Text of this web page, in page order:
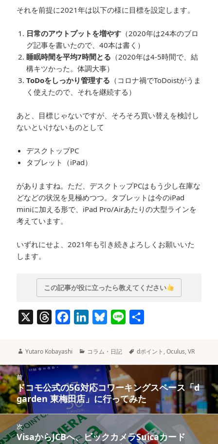
それを前提に2021年は以下の様に目標を設定します。
日常のアウトプットを増やす （2020年は24本のブロ
グ記事を書いたので、40本は書く）
睡眠時間を平均7時間とる （2020年は4-5時間で、結
構キツかった。体調大事）
ToDoをしっかり管理する （コロナ禍でToDoistがうま
く使えたので、それを継続する）
あと、目標じゃないですが、そろそろ買い替えを検討し
ないといけないものとして
デスクトップPC
タブレット（iPad）
がありますね。ただ、デスクトップPCはもう少し在庫な
どなどの状況を見極めつつ。タブレットは今のiPad
miniに加える形で、iPad Pro/Airあたりの大型ラインを
考えています。
いずれにせよ、2021年も引き続きよろしくお願いいた
します。
この記事が役に立ったら教えてください
r
a
d
s
c
b
o
o
k
e
d
I
s
k
y
作
者
Yutaro Kobayashi
カ
ー
コラム・日記
タ
dポイント ,Oculus,VR
投
稿
ナ
ビ
ゲ
ー
シ
前
前
の
投
稿:
ドコモ公式の5G対応コワーキングスペース「d
garden 東梅田店」に行ってみた
次
次
VisaからJCBへ、ビックカメラSuicaカード